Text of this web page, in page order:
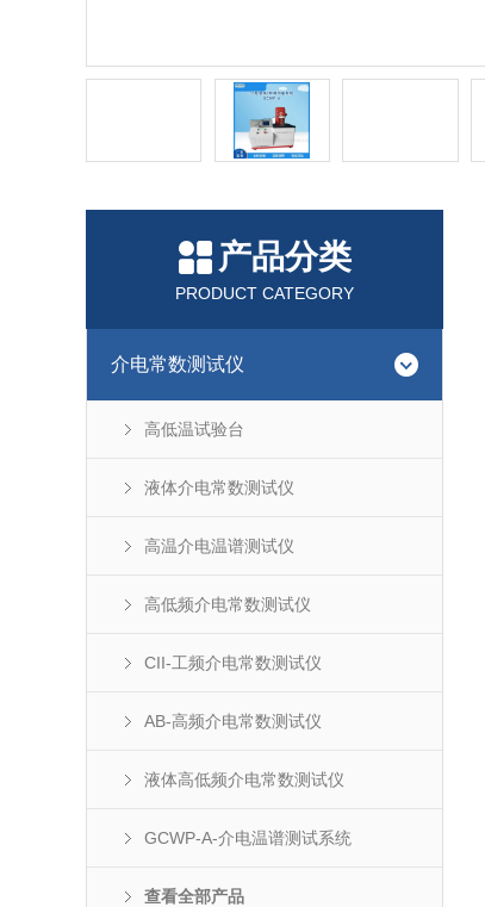
产品分类
PRODUCT CATEGORY
介电常数测试仪
高低温试验台
液体介电常数测试仪
高温介电温谱测试仪
高低频介电常数测试仪
CII-工频介电常数测试仪
AB-高频介电常数测试仪
液体高低频介电常数测试仪
GCWP-A-介电温谱测试系统
查看全部产品